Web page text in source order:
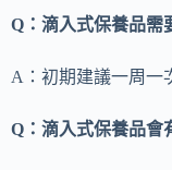
Q：滴入式保養品需
A：初期建議一周一
Q：滴入式保養品會